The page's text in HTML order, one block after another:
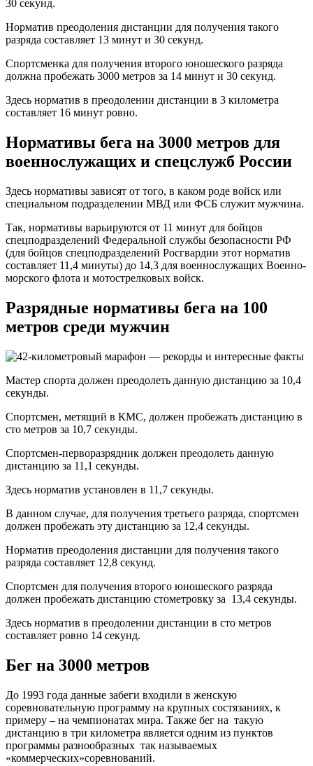
30 секунд.
Норматив преодоления дистанции для получения такого
разряда составляет 13 минут и 30 секунд.
Спортсменка для получения второго юношеского разряда
должна пробежать 3000 метров за 14 минут и 30 секунд.
Здесь норматив в преодолении дистанции в 3 километра
составляет 16 минут ровно.
Нормативы бега на 3000 метров для
военнослужащих и спецслужб России
Здесь нормативы зависят от того, в каком роде войск или
специальном подразделении МВД или ФСБ служит мужчина.
Так, нормативы варьируются от 11 минут для бойцов
спецподразделений Федеральной службы безопасности РФ
(для бойцов спецподразделений Росгвардии этот норматив
составляет 11,4 минуты) до 14,3 для военнослужащих Военно-
морского флота и мотострелковых войск.
Разрядные нормативы бега на 100
метров среди мужчин
Мастер спорта должен преодолеть данную дистанцию за 10,4
секунды.
Спортсмен, метящий в КМС, должен пробежать дистанцию в
сто метров за 10,7 секунды.
Спортсмен-перворазрядник должен преодолеть данную
дистанцию за 11,1 секунды.
Здесь норматив установлен в 11,7 секунды.
В данном случае, для получения третьего разряда, спортсмен
должен пробежать эту дистанцию за 12,4 секунды.
Норматив преодоления дистанции для получения такого
разряда составляет 12,8 секунд.
Спортсмен для получения второго юношеского разряда
должен пробежать дистанцию стометровку за 13,4 секунды.
Здесь норматив в преодолении дистанции в сто метров
составляет ровно 14 секунд.
Бег на 3000 метров
До 1993 года данные забеги входили в женскую
соревновательную программу на крупных состязаниях, к
примеру – на чемпионатах мира. Также бег на такую
дистанцию в три километра является одним из пунктов
программы разнообразных так называемых
«коммерческих»соревнований.